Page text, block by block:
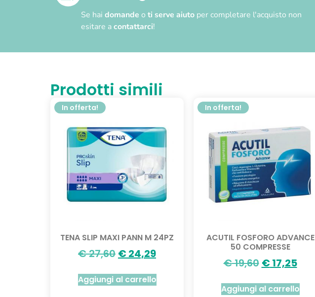
Se hai domande o ti serve aiuto per completare l'acquisto non
esitare acontattarci!
Prodotti simili
In offerta!
TENA SLIP MAXI PANN M 24PZ
€27,60 €24,29
Aggiungi al carrello
In offerta!
ACUTIL FOSFORO ADVANCE
50 COMPRESSE
€19,60 €17,25
Aggiungi al carrello